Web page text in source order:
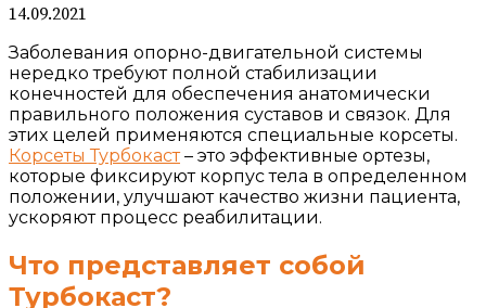
14.09.2021
Заболевания опорно-двигательной системы
нередко требуют полной стабилизации
конечностей для обеспечения анатомически
правильного положения суставов и связок. Для
этих целей применяются специальные корсеты.
Корсеты Турбокаст– это эффективные ортезы,
которые фиксируют корпус тела в определенном
положении, улучшают качество жизни пациента,
ускоряют процесс реабилитации.
Что представляет собой
Турбокаст?